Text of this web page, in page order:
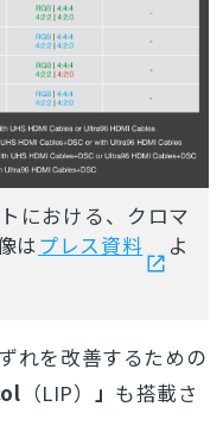
における、クロマ
はプレス資料
よ
れを改善するための
（LIP） 」 も搭載さ